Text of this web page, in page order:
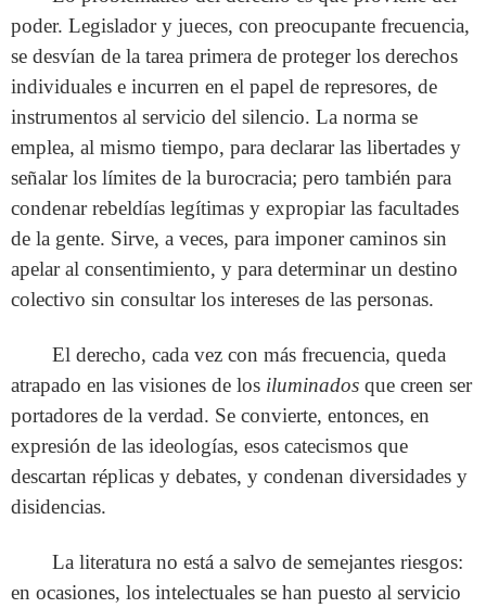
poder. Legislador y jueces, con preocupante frecuencia,
se desvían de la tarea primera de proteger los derechos
individuales e incurren en el papel de represores, de
instrumentos al servicio del silencio. La norma se
emplea, al mismo tiempo, para declarar las libertades y
señalar los límites de la burocracia; pero también para
condenar rebeldías legítimas y expropiar las facultades
de la gente. Sirve, a veces, para imponer caminos sin
apelar al consentimiento, y para determinar un destino
colectivo sin consultar los intereses de las personas.
El derecho, cada vez con más frecuencia, queda
atrapado en las visiones de los iluminados que creen ser
portadores de la verdad. Se convierte, entonces, en
expresión de las ideologías, esos catecismos que
descartan réplicas y debates, y condenan diversidades y
disidencias.
La literatura no está a salvo de semejantes riesgos:
en ocasiones, los intelectuales se han puesto al servicio